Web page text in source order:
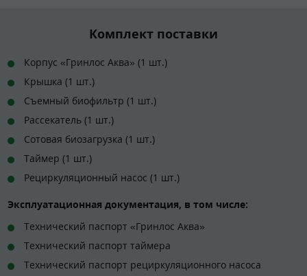
Комплект поставки
Корпус «Гринлос Аква» (1 шт.)
Крышка (1 шт.)
Съемный биофильтр (1 шт.)
Рассекатель (1 шт.)
Сотовая биозагрузка (1 шт.)
Таймер (1 шт.)
Рециркуляционный насос (1 шт.)
Эксплуатационная документация, в том числе:
Технический паспорт «Гринлос Аква»
Технический паспорт таймера
Технический паспорт рециркуляционного насоса